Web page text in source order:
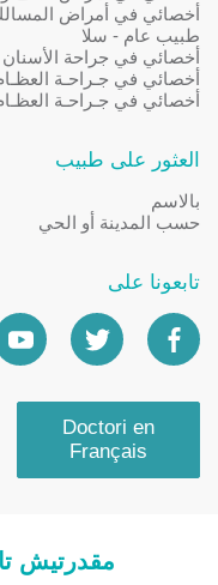
أخصائي في أمراض المسالك
طبيب عام - سلا
أخصائي في جراحة
أخصائي في جـراحـة
أخصائي في جـراحـة
العثور على طبيب
بالاسم
حسب المدينة أو الحي
تابعونا على
Doctori en
Français
مقدرتيش